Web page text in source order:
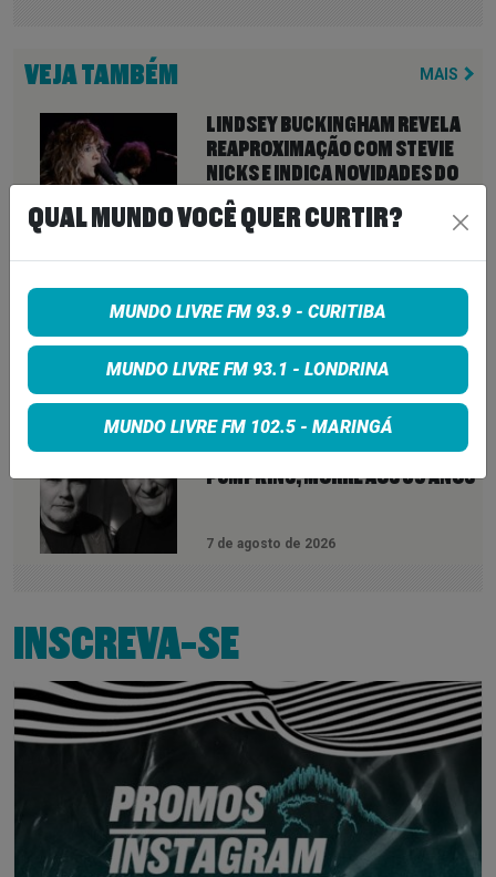
VEJA TAMBÉM MAIS
LINDSEY BUCKINGHAM REVELA
REAPROXIMAÇÃO COM STEVIE
NICKS E INDICA NOVIDADES DO
FLEETWOOD MAC PARA 2027
DE 11 MINUTOS QUE ANTECIPA
NOVA FASE COM OS CHROME
HEARTS
7 de agosto de 2026
PETER KATSIS, EMPRESÁRIO DO
KORN, LIMP BIZKIT E SMASHING
PUMPKINS, MORRE AOS 69 ANOS
7 de agosto de 2026
INSCREVA-SE
QUAL MUNDO VOCÊ QUER CURTIR?
MUNDO LIVRE FM 93.9 - CURITIBA
MUNDO LIVRE FM 93.1 - LONDRINA
MUNDO LIVRE FM 102.5 - MARINGÁ